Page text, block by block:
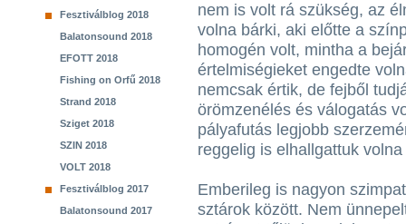
Fesztiválblog 2018
Balatonsound 2018
EFOTT 2018
Fishing on Orfű 2018
Strand 2018
Sziget 2018
SZIN 2018
VOLT 2018
Fesztiválblog 2017
Balatonsound 2017
nem is volt rá szükség, az
volna bárki, aki előtte a
homogén volt, mintha a
értelmiségieket engedte
nemcsak értik, de fejből
örömzenélés és válogatás
pályafutás legjobb
reggelig is elhallgattuk
Emberileg is nagyon
sztárok között. Nem